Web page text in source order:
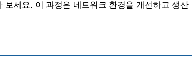
세요. 이 과정은 네트워크 환경을 개선하고 생산